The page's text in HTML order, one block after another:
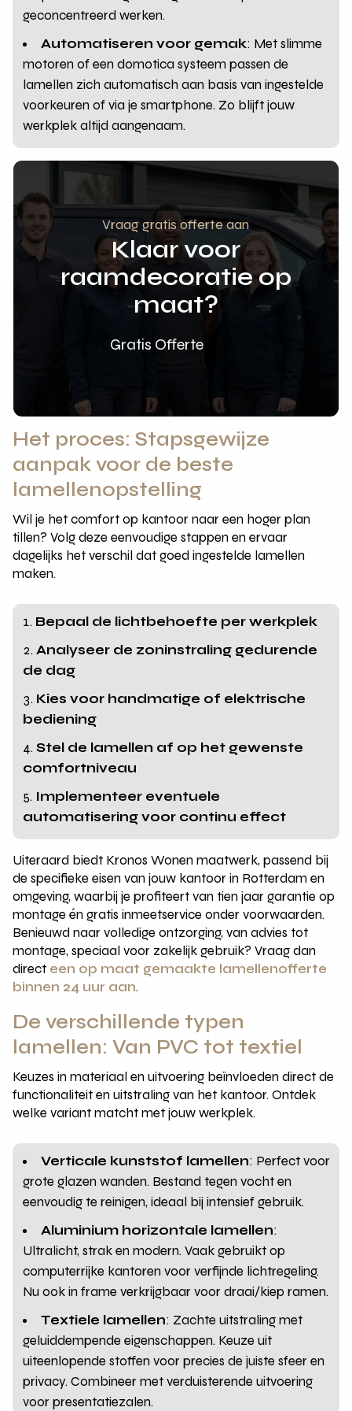
geconcentreerd werken.
Automatiseren voor gemak: Met slimme
motoren of een domotica systeem passen de
lamellen zich automatisch aan basis van ingestelde
voorkeuren of via je smartphone. Zo blijft jouw
werkplek altijd aangenaam.
Vraag gratis offerte aan
Klaar voor
raamdecoratie op
maat?
Gratis Offerte
Het proces: Stapsgewijze
aanpak voor de beste
lamellenopstelling
Wil je het comfort op kantoor naar een hoger plan
tillen? Volg deze eenvoudige stappen en ervaar
dagelijks het verschil dat goed ingestelde lamellen
maken.
Bepaal de lichtbehoefte per werkplek
Analyseer de zoninstraling gedurende
de dag
Kies voor handmatige of elektrische
bediening
Stel de lamellen af op het gewenste
comfortniveau
Implementeer eventuele
automatisering voor continu effect
Uiteraard biedt Kronos Wonen maatwerk, passend bij
de specifieke eisen van jouw kantoor in Rotterdam en
omgeving, waarbij je profiteert van tien jaar garantie op
montage én gratis inmeetservice onder voorwaarden.
Benieuwd naar volledige ontzorging, van advies tot
montage, speciaal voor zakelijk gebruik? Vraag dan
direct een op maat gemaakte lamellenofferte
binnen 24 uur aan.
De verschillende typen
lamellen: Van PVC tot textiel
Keuzes in materiaal en uitvoering beïnvloeden direct de
functionaliteit en uitstraling van het kantoor. Ontdek
welke variant matcht met jouw werkplek.
Verticale kunststof lamellen: Perfect voor
grote glazen wanden. Bestand tegen vocht en
eenvoudig te reinigen, ideaal bij intensief gebruik.
Aluminium horizontale lamellen:
Ultralicht, strak en modern. Vaak gebruikt op
computerrijke kantoren voor verfijnde lichtregeling.
Nu ook in frame verkrijgbaar voor draai/kiep ramen.
Textiele lamellen: Zachte uitstraling met
geluiddempende eigenschappen. Keuze uit
uiteenlopende stoffen voor precies de juiste sfeer en
privacy. Combineer met verduisterende uitvoering
voor presentatiezalen.